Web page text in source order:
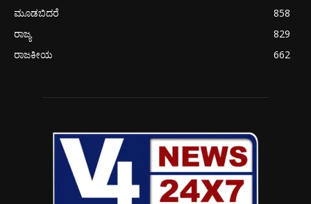
ಮೂಡಬಿದರೆ
858
ರಾಜ್ಯ
829
ರಾಜಕೀಯ
662